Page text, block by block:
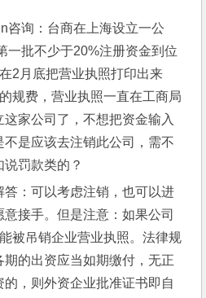
咨询：台商在上海设立一公
一批不少于20%注册资金到位
2月底把营业执照打印出来
规费，营业执照一直在工商局
家公司了，不想把资金输入
是应该去注销此公司，需不
罚款类的？
答：可以考虑注销，也可以进
接手。但是注意：如果公司
被吊销企业营业执照。法律规
的出资应当如期缴付，无正
，则外资企业批准证书即自